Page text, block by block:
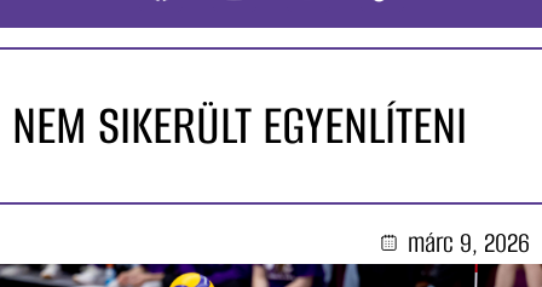
NEM SIKERÜLT EGYENLÍTENI
márc 9, 2026